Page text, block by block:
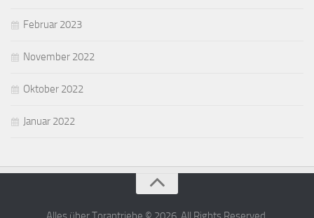
Februar 2023
November 2022
Oktober 2022
Januar 2022